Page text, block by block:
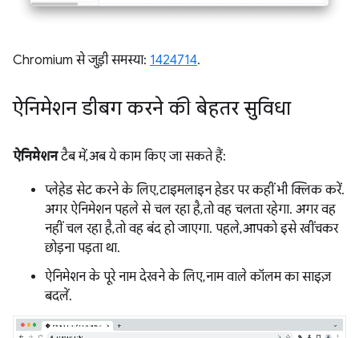
Chromium से जुड़ी समस्या: 1424714.
ऐनिमेशन डीबग करने की बेहतर सुविधा
ऐनिमेशनटैब में, अब ये काम किए जा सकते हैं:
प्लेहेड सेट करने के लिए, टाइमलाइन हेडर पर कहीं भी क्लिक करें.
अगर ऐनिमेशन पहले से चल रहा है, तो वह चलता रहेगा. अगर वह
नहीं चल रहा है, तो वह बंद हो जाएगा. पहले, आपको इसे खींचकर
छोड़ना पड़ता था.
ऐनिमेशन के पूरे नाम देखने के लिए, नाम वाले कॉलम का साइज़
बदलें.